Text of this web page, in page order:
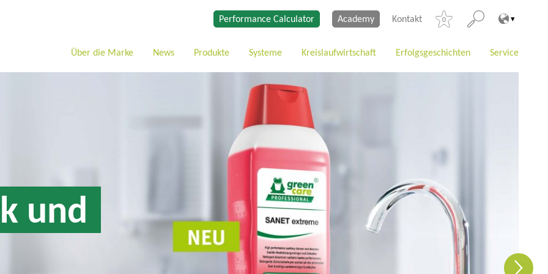
Performance Calculator Academy Kontakt 0
Über die Marke News Produkte Systeme Kreislaufwirtschaft Erfolgsgeschichten Service
und